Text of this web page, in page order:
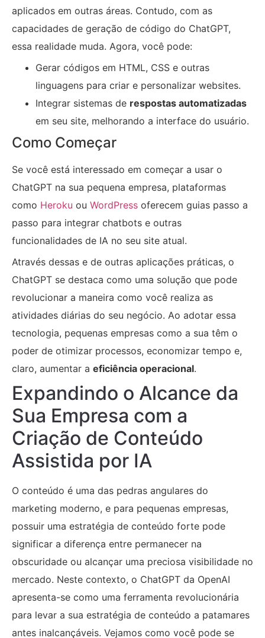
aplicados em outras áreas. Contudo, com as
capacidades de geração de código do ChatGPT,
essa realidade muda. Agora, você pode:
Gerar códigos em HTML, CSS e outras
linguagens para criar e personalizar websites.
Integrar sistemas de respostas automatizadas
em seu site, melhorando a interface do usuário.
Como Começar
Se você está interessado em começar a usar o
ChatGPT na sua pequena empresa, plataformas
como Heroku ou WordPress oferecem guias passo a
passo para integrar chatbots e outras
funcionalidades de IA no seu site atual.
Através dessas e de outras aplicações práticas, o
ChatGPT se destaca como uma solução que pode
revolucionar a maneira como você realiza as
atividades diárias do seu negócio. Ao adotar essa
tecnologia, pequenas empresas como a sua têm o
poder de otimizar processos, economizar tempo e,
claro, aumentar a eficiência operacional.
Expandindo o Alcance da
Sua Empresa com a
Criação de Conteúdo
Assistida por IA
O conteúdo é uma das pedras angulares do
marketing moderno, e para pequenas empresas,
possuir uma estratégia de conteúdo forte pode
significar a diferença entre permanecer na
obscuridade ou alcançar uma preciosa visibilidade no
mercado. Neste contexto, o ChatGPT da OpenAI
apresenta-se como uma ferramenta revolucionária
para levar a sua estratégia de conteúdo a patamares
antes inalcançáveis. Vejamos como você pode se